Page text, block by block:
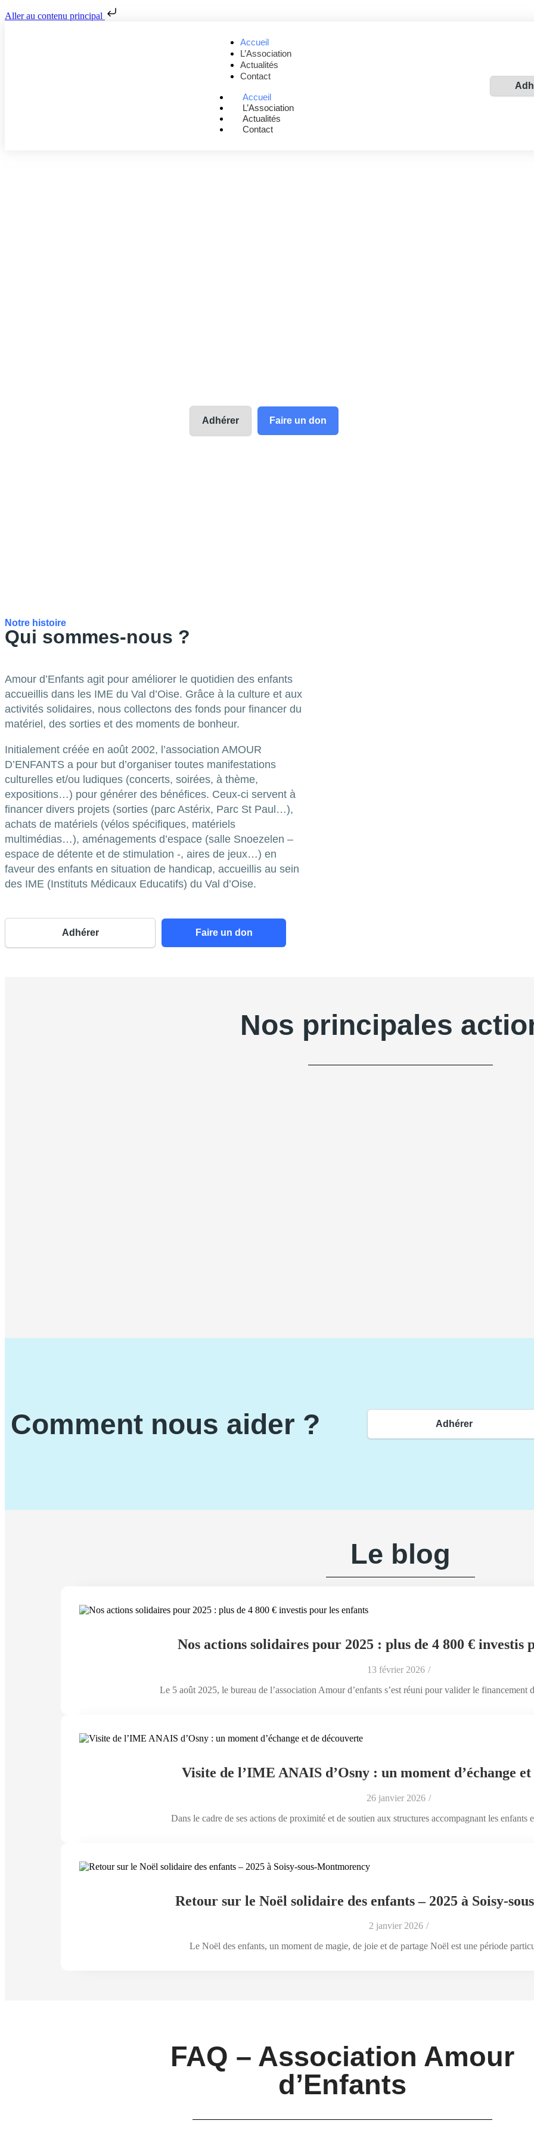
Aller au contenu principal
Accueil
L’Association
Actualités
Contact
Accueil
L’Association
Actualités
Contact
Adhérer Faire un don
Notre histoire
Qui sommes-nous ?
Amour d’Enfants agit pour améliorer le quotidien des enfants
accueillis dans les IME du Val d’Oise. Grâce à la culture et aux
activités solidaires, nous collectons des fonds pour financer du
matériel, des sorties et des moments de bonheur.
Initialement créée en août 2002, l’association AMOUR
D’ENFANTS a pour but d’organiser toutes manifestations
culturelles et/ou ludiques (concerts, soirées, à thème,
expositions…) pour générer des bénéfices. Ceux-ci servent à
financer divers projets (sorties (parc Astérix, Parc St Paul…),
achats de matériels (vélos spécifiques, matériels
multimédias…), aménagements d’espace (salle Snoezelen –
espace de détente et de stimulation -, aires de jeux…) en
faveur des enfants en situation de handicap, accueillis au sein
des IME (Instituts Médicaux Educatifs) du Val d’Oise.
Adhérer Faire un don
Nos principales
Comment nous aider ? Adhérer
Le blog
Nos actions solidaires pour 2025 : plus de 4 800 € investis
13 février 2026 /
Le 5 août 2025, le bureau de l’association Amour d’enfants s’est réuni pour valider le financement
Visite de l’IME ANAIS d’Osny : un moment d’échange
26 janvier 2026 /
Dans le cadre de ses actions de proximité et de soutien aux structures accompagnant les enfants
Retour sur le Noël solidaire des enfants – 2025 à Soisy-
2 janvier 2026 /
Le Noël des enfants, un moment de magie, de joie et de partage Noël est une période
FAQ – Association Amour
d’Enfants